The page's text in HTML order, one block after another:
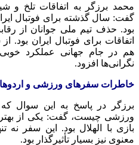
محمد برزگر به اتفاقات تلخ و
گفت: سال گذشته برای فوتبال
بود. حذف تیم ملی جوانان از
اتفاقات برای فوتبال ایران بود.
هم در جام جهانی عملکرد
نگرانی‌ها افزود.
خاطرات سفرهای ورزشی و
برزگر در پاسخ به این سوال
ورزشی چیست، گفت: یکی از
بازی با الهلال بود. این سفر نه
معنوی نیز بسیار تأثیرگذار بود.